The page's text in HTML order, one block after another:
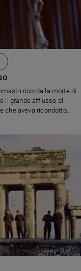
ricorda la morte di
il grande afflusso di
che aveva ricondotto